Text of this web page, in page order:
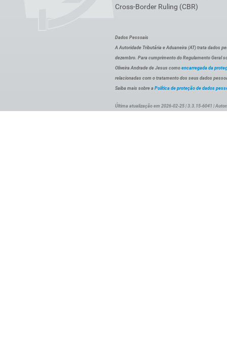
Cross-Border Ruling (CBR)
Dados Pessoais
A Autoridade Tributária e Aduaneira (AT) trata dados
dezembro. Para cumprimento do Regulamento Geral
Oliveira Andrade de Jesus como encarregada da
relacionadas com o tratamento dos seus dados
Saiba mais sobre a Política de proteção de dados
Última atualização em 2026-02-25 | 3.3.15-6041 |